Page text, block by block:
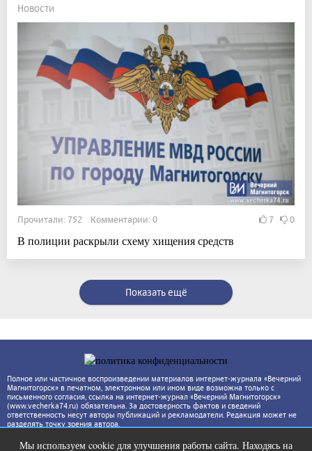
Новости
Прочитали: 752 Комментарии: 0 7 0
В полиции раскрыли схему хищения средств
Показать ещё
Полное или частичное воспроизведении материалов интернет-журнала «Вечерний
Магнитогорск» в печатном, электронном или ином виде возможна только с
письменного согласия, ссылка на интернет-журнал «Вечерний Магнитогорск»
(www.vecherka74.ru) обязательна. За достоверность фактов и сведений
ответственность несут авторы публикаций и рекламодатели. Редакция может не
разделять точку зрения автора.
Мы используем cookie для улучшения работы сайта. Находясь на